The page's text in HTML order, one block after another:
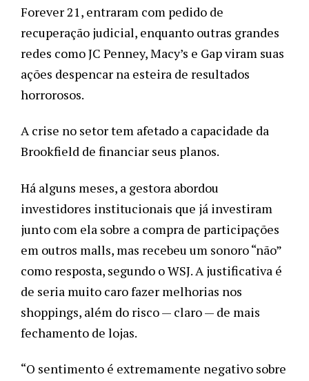
Forever 21, entraram com pedido de
recuperação judicial, enquanto outras grandes
redes como JC Penney, Macy’s e Gap viram suas
ações despencar na esteira de resultados
horrorosos.
A crise no setor tem afetado a capacidade da
Brookfield de financiar seus planos.
Há alguns meses, a gestora abordou
investidores institucionais que já investiram
junto com ela sobre a compra de participações
em outros malls, mas recebeu um sonoro “não”
como resposta, segundo o WSJ. A justificativa é
de seria muito caro fazer melhorias nos
shoppings, além do risco — claro — de mais
fechamento de lojas.
“O sentimento é extremamente negativo sobre